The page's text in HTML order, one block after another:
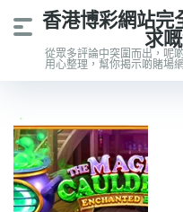
香港博彩網站完
求
從眾多評論中突圍而出，呢
用心整理，幫你揭示啲賭場